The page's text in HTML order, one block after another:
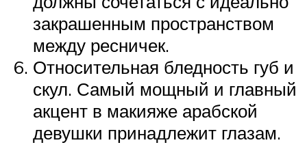
закрашенным пространством
между ресничек.
Относительная бледность губ и
скул. Самый мощный и главный
акцент в макияже арабской
девушки принадлежит глазам.